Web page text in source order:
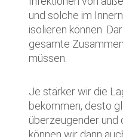
und solche im
isolieren können.
gesamte
müssen.
Je stärker wir die
bekommen, desto
überzeugender
können wir dann